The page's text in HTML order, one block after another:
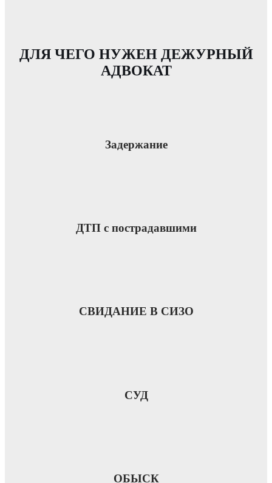
ДЛЯ ЧЕГО НУЖЕН ДЕЖУРНЫЙ
АДВОКАТ
Задержание
ДТП с пострадавшими
СВИДАНИЕ В СИЗО
СУД
ОБЫСК